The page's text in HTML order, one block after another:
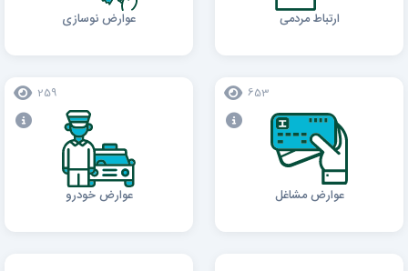
ارتباط مردمی عوارض نوسازی
عوارض مشاغل
653
عوارض خودرو
259